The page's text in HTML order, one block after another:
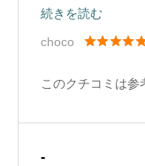
明してくださり、
中も『大丈夫で
高です！ …（
続きを読む
choco

このクチコミは参
-